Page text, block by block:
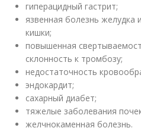
гиперацидный гастрит;
язвенная болезнь желудка
кишки;
повышенная
склонность к тромбозу;
недостаточность
эндокардит;
сахарный диабет;
тяжелые заболевания
желчнокаменная болезнь.